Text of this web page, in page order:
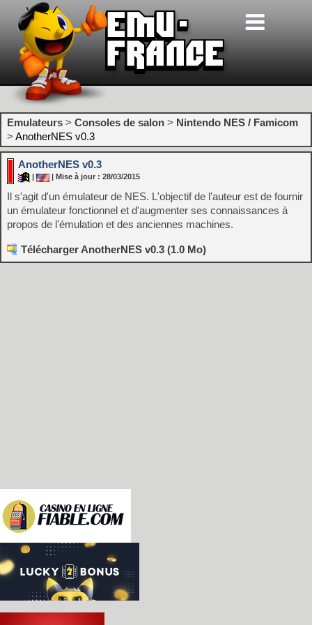
Emulateurs > Consoles de salon > Nintendo NES / Famicom
> AnotherNES v0.3
AnotherNES v0.3
| Mise à jour : 28/03/2015
Il s'agit d'un émulateur de NES. L'objectif de l'auteur est de fournir
un émulateur fonctionnel et d'augmenter ses connaissances à
propos de l'émulation et des anciennes machines.
Télécharger AnotherNES v0.3 (1.0 Mo)